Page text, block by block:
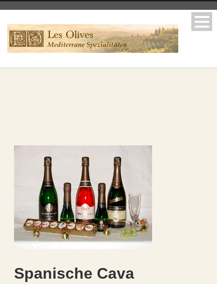
Spanische Cava